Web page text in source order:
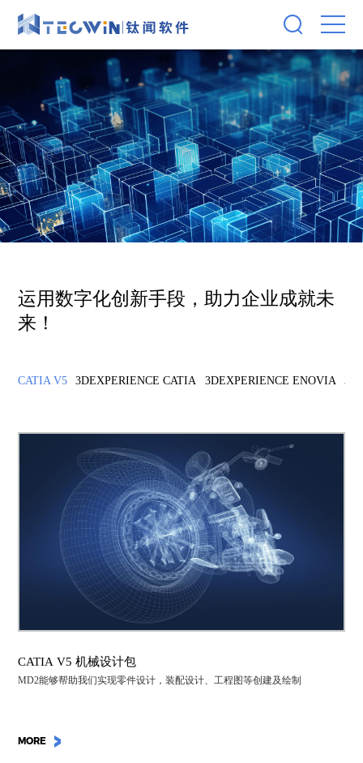
运用数字化创新手段，助力企业成就未
来！
CATIA V5 3DEXPERIENCE CATIA 3DEXPERIENCE ENOVIA
CATIA V5 机械设计包
MD2能够帮助我们实现零件设计，装配设计、工程图等创建及绘制
MORE